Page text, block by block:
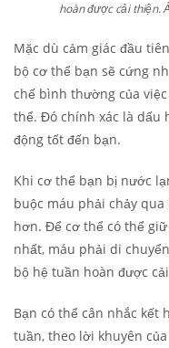
hoàn được cải thiện.
Mặc dù cảm giác đầu
bộ cơ thể bạn sẽ cứng
chế bình thường của
thể. Đó chính xác là dấu
động tốt đến bạn.
Khi cơ thể bạn bị nước
buộc máu phải chảy
hơn. Để cơ thể có thể
nhất, máu phải di
bộ hệ tuần hoàn được
Bạn có thể cân nhắc kết
tuần, theo lời khuyên